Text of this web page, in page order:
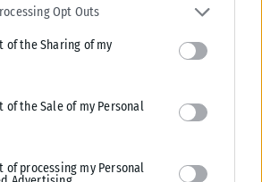
and store information including but not
and its third-party tags to use your data
in below Google consent section.
Opt Outs
of the Sharing of my
of the Sale of my Personal
of processing my Personal
ΙΧ στον Δενδροπόταμο
σημειώθηκε λίγο πριν τις 5 μ.μ. στις
λίγο πριν τον Δενδροπόταμο....